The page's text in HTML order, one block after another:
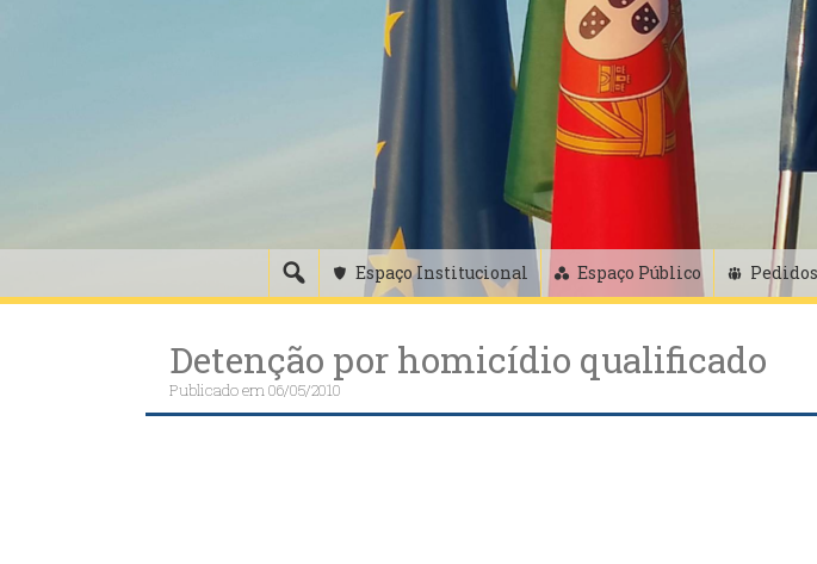
Espaço Institucional Espaço Público
Detenção por homicídio qualificado
Publicado em06/05/2010